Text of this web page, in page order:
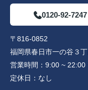
0120-92-7247
〒816-0852
福岡県春日市一の谷３
営業時間： 9:00 ~ 22:00
定休日： なし